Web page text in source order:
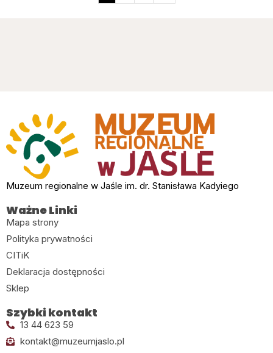
Muzeum regionalne w Jaśle im. dr. Stanisława Kadyiego
Ważne Linki
Mapa strony
Polityka prywatności
CITiK
Deklaracja dostępności
Sklep
Szybki kontakt
13 44 623 59
kontakt@muzeumjaslo.pl